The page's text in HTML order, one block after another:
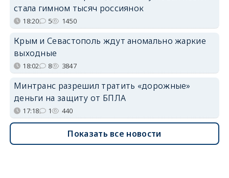
стала гимном тысяч россиянок
18:20 5 1450
Крым и Севастополь ждут аномально жаркие
выходные
18:02 8 3847
Минтранс разрешил тратить «дорожные»
деньги на защиту от БПЛА
17:18 1 440
Показать все новости